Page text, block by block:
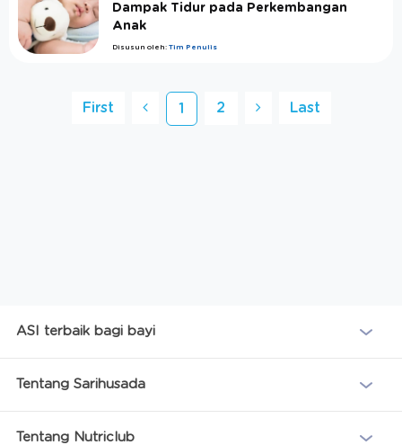
Dampak Tidur pada Perkembangan
Anak
Disusun oleh: Tim Penulis
First 1 2 Last
ASI terbaik bagi bayi
Tentang Sarihusada
Tentang Nutriclub